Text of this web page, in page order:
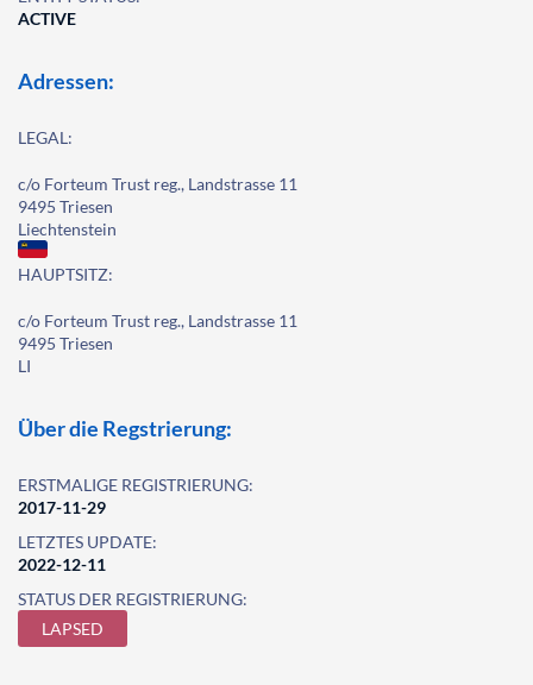
ACTIVE
Adressen:
LEGAL:
c/o Forteum Trust reg., Landstrasse 11
9495 Triesen
Liechtenstein
HAUPTSITZ:
c/o Forteum Trust reg., Landstrasse 11
9495 Triesen
LI
Über die Regstrierung:
ERSTMALIGE REGISTRIERUNG:
2017-11-29
LETZTES UPDATE:
2022-12-11
STATUS DER REGISTRIERUNG:
LAPSED